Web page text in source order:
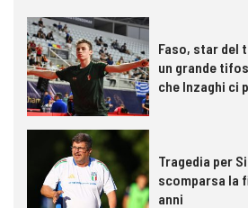
Faso, star del
un grande
che Inzaghi ci
Tragedia per
scomparsa la
anni